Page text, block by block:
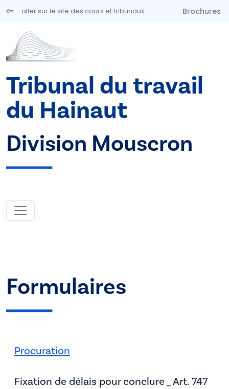
Aller au contenu principal
aller sur le site des cours et tribunaux Brochures
Tribunal du travail
du Hainaut
Division Mouscron
Formulaires
Procuration
Fixation de délais pour conclure _ Art. 747